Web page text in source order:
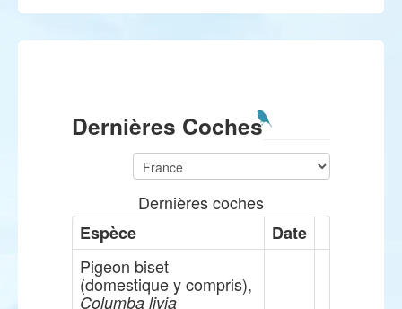
Dernières Coches
Dernières coches
Espèce
Date
Pigeon biset
(domestique y compris),
Columba livia